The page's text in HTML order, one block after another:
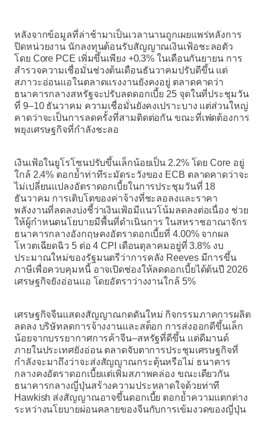
หลังจากข้อมูลที่ล่าช้ามาเป็นเวลานานถูกเผยแพร่หลังการ
ปิดหน่วยงาน นักลงทุนต้อนรับสัญญาณเงินเฟ้อชะลอตัว
โดย Core PCE เพิ่มขึ้นเพียง +0.3% ในเดือนกันยายน การ
สำรวจความเชื่อมั่นช่วงต้นเดือนธันวาคมปรับดีขึ้น แต่
สภาวะอ่อนแอในตลาดแรงงานยังคงอยู่ ตลาดคาดว่า
ธนาคารกลางสหรัฐจะปรับลดดอกเบี้ย 25 จุดในที่ประชุมวัน
ที่ 9–10 ธันวาคม ความเชื่อมั่นยังคงเปราะบาง แต่ส่วนใหญ่
คาดว่าจะเป็นการลดครั้งที่สามติดต่อกัน ขณะที่เฟดต้องการ
พยุงเศรษฐกิจที่กำลังชะลอ
เงินเฟ้อในยูโรโซนปรับขึ้นเล็กน้อยเป็น 2.2% โดย Core อยู่
ใกล้ 2.4% ตอกย้ำท่าทีระมัดระวังของ ECB ตลาดคาดว่าจะ
ไม่เปลี่ยนแปลงอัตราดอกเบี้ยในการประชุมวันที่ 18
ธันวาคม การเติบโตของค่าจ้างที่ชะลอลงและราคา
พลังงานที่ลดลงบ่งชี้ว่าเงินเฟ้อมีแนวโน้มลดลงต่อเนื่อง ช่วย
ให้ผู้กำหนดนโยบายมีพื้นที่ดำเนินการ ในสหราชอาณาจักร
ธนาคารกลางอังกฤษคงอัตราดอกเบี้ยที่ 4.00% จากผล
โหวตเฉียดฉิว 5 ต่อ 4 CPI เดือนตุลาคมอยู่ที่ 3.8% งบ
ประมาณใหม่ของรัฐมนตรีว่าการคลัง Reeves มีการขึ้น
ภาษีเพื่อควบคุมหนี้ อาจเปิดช่องให้ลดดอกเบี้ยได้ต้นปี 2026
เศรษฐกิจยังอ่อนแอ โดยอัตราว่างงานใกล้ 5%
เศรษฐกิจจีนแสดงสัญญาณกดดันใหม่ กิจกรรมภาคการผลิต
ลดลง บริษัทลดการจ้างงานและสต็อก การส่งออกดีขึ้นเล็ก
น้อยจากบรรยากาศการค้าจีน–สหรัฐที่ดีขึ้น แต่ดีมานด์
ภายในประเทศยังอ่อน ตลาดจับตาการประชุมเศรษฐกิจที่
กำลังจะมาถึงว่าจะส่งสัญญาณกระตุ้นหรือไม่ ธนาคาร
กลางคงอัตราดอกเบี้ยแต่เพิ่มสภาพคล่อง ขณะเดียวกัน
ธนาคารกลางญี่ปุ่นสร้างความประหลาดใจด้วยท่าที
Hawkish ส่งสัญญาณอาจขึ้นดอกเบี้ย ตอกย้ำความแตกต่าง
ระหว่างนโยบายผ่อนคลายของจีนกับการเข้มงวดของญี่ปุ่น